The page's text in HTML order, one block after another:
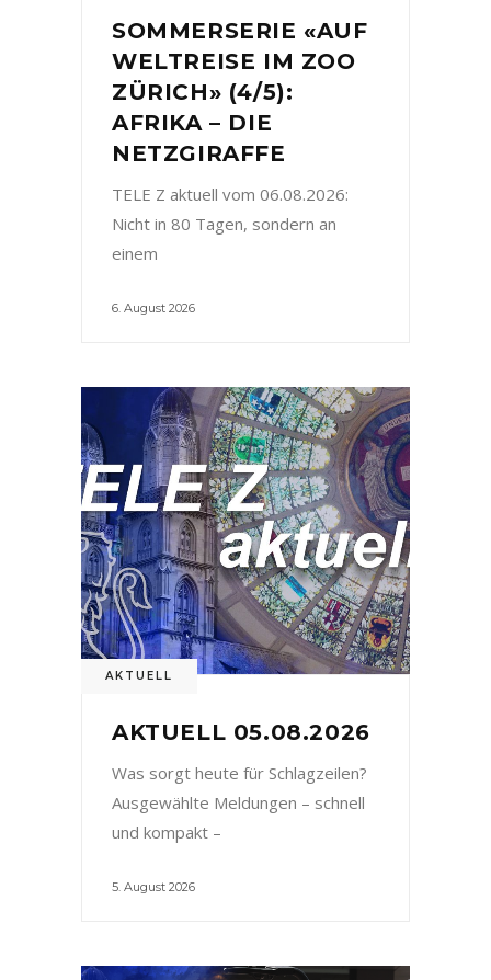
SOMMERSERIE «AUF
WELTREISE IM ZOO
ZÜRICH» (4/5):
AFRIKA – DIE
NETZGIRAFFE
TELE Z aktuell vom 06.08.2026:
Nicht in 80 Tagen, sondern an
einem
6. August 2026
AKTUELL
AKTUELL 05.08.2026
Was sorgt heute für Schlagzeilen?
Ausgewählte Meldungen – schnell
und kompakt –
5. August 2026